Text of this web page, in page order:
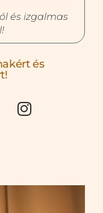
és izgalmas
és